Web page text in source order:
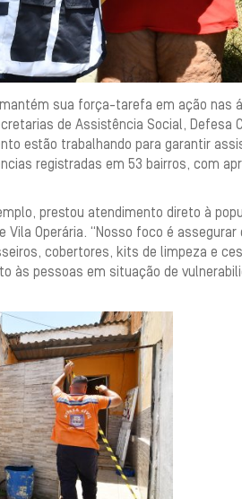
sua força-tarefa em ação nas
de Assistência Social, Defesa
estão trabalhando para garantir
registradas em 53 bairros, com
prestou atendimento direto à
Vila Operária. “Nosso foco é
cobertores, kits de limpeza e
às pessoas em situação de